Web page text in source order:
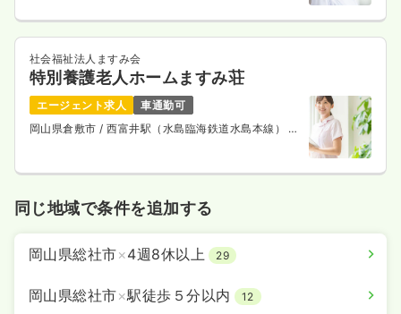
社会福祉法人ますみ会
特別養護老人ホームますみ荘
エージェント求人
車通勤可
岡山県倉敷市 / 西富井駅（水島臨海鉄道水島本線） 徒
同じ地域で条件を追加する
岡山県総社市×4週8休以上 29
岡山県総社市×駅徒歩５分以内 12